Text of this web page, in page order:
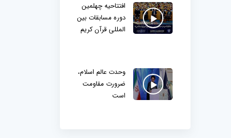
افتتاحیه چهلمین
دوره مسابقات بین
المللی قرآن کریم
وحدت عالم اسلام،
ضرورت مقاومت
است